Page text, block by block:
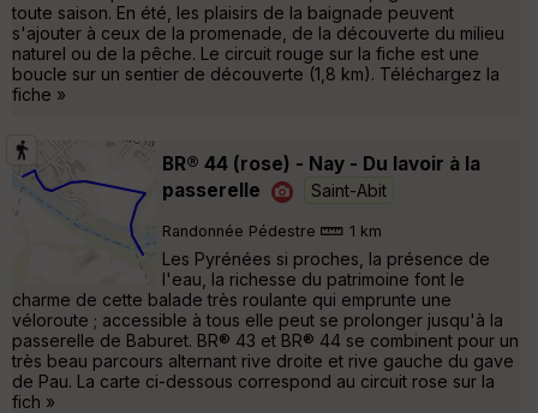
toute saison. En été, les plaisirs de la baignade peuvent
s'ajouter à ceux de la promenade, de la découverte du milieu
naturel ou de la pêche. Le circuit rouge sur la fiche est une
boucle sur un sentier de découverte (1,8 km). Téléchargez la
fiche »
BR® 44 (rose) - Nay - Du lavoir à la
passerelle
Saint-Abit
Randonnée Pédestre 1 km
Les Pyrénées si proches, la présence de
l'eau, la richesse du patrimoine font le
charme de cette balade très roulante qui emprunte une
véloroute ; accessible à tous elle peut se prolonger jusqu'à la
passerelle de Baburet. BR® 43 et BR® 44 se combinent pour un
très beau parcours alternant rive droite et rive gauche du gave
de Pau. La carte ci-dessous correspond au circuit rose sur la
fich »